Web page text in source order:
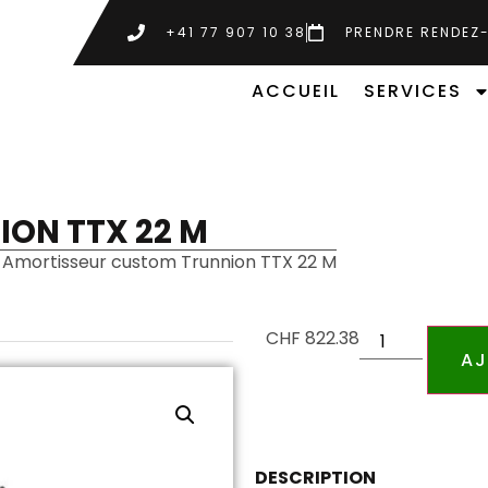
+41 77 907 10 38 PRENDRE
ACCUEIL SERVICES
TTX 22 M
custom Trunnion TTX 22 M
CHF 822.38
DESCRIPTION